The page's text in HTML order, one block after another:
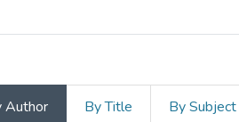
Author By Title By Subject